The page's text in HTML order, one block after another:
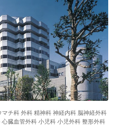
チ科 外科 精神科 神経内科 脳神経外科
臓血管外科 小児科 小児外科 整形外科